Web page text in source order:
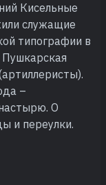
Кисельные
служащие
типографии в
–
О
и переулки.